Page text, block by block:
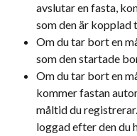
avslutar en fasta,
som den är kopplad
Om du tar bort en
som den startade
Om du tar bort en
kommer fastan
måltid du
loggad efter den du